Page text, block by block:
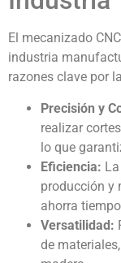
El mecanizado
industria
razones clave por
Precisión y
realizar
lo que
Eficiencia:
producción y
ahorra
Versatilidad:
de